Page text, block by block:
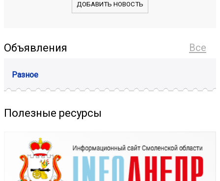
ДОБАВИТЬ НОВОСТЬ
Все
Объявления
Разное
Полезные ресурсы